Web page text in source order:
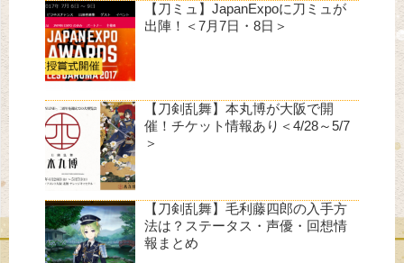
【刀ミュ】JapanExpoに刀ミュが
出陣！＜7月7日・8日＞
【刀剣乱舞】本丸博が大阪で開
催！チケット情報あり＜4/28～5/7
＞
【刀剣乱舞】毛利藤四郎の入手方
法は？ステータス・声優・回想情
報まとめ